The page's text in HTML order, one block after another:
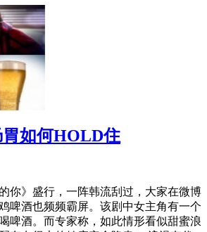
如何HOLD住
你》盛行，一阵韩流刮过，大家在微博
啤酒也频频霸屏。该剧中女主角有一个
啤酒。而专家称，如此情形看似甜蜜浪